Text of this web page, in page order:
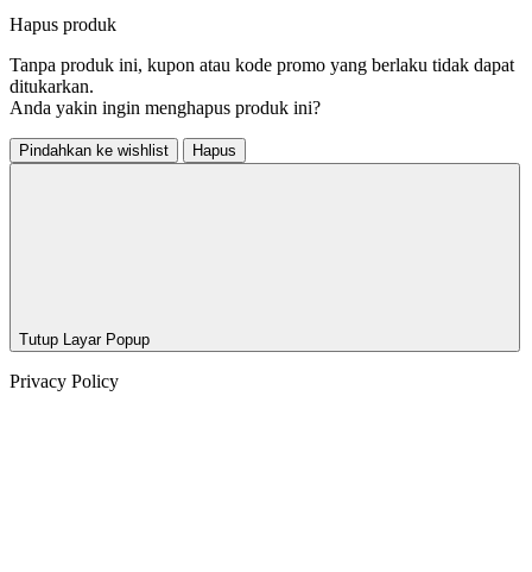
Hapus produk
Tanpa produk ini, kupon atau kode promo yang berlaku tidak dapat
ditukarkan.
Anda yakin ingin menghapus produk ini?
Pindahkan ke wishlist Hapus
Tutup Layar Popup
Privacy Policy